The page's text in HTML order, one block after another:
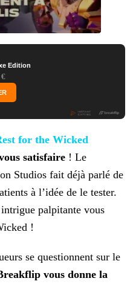
Edition
for the Wicked
satisfaire ! Le
Studios fait déjà parlé de
à l’idée de le tester.
palpitante vous
!
se questionnent sur le
vous donne la